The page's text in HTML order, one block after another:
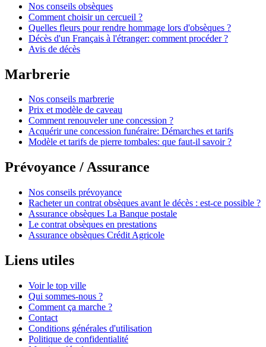
Nos conseils obsèques
Comment choisir un cercueil ?
Quelles fleurs pour rendre hommage lors d'obsèques ?
Décès d'un Français à l'étranger: comment procéder ?
Avis de décès
Marbrerie
Nos conseils marbrerie
Prix et modèle de caveau
Comment renouveler une concession ?
Acquérir une concession funéraire: Démarches et tarifs
Modèle et tarifs de pierre tombales: que faut-il savoir ?
Prévoyance / Assurance
Nos conseils prévoyance
Racheter un contrat obsèques avant le décès : est-ce possible ?
Assurance obsèques La Banque postale
Le contrat obsèques en prestations
Assurance obsèques Crédit Agricole
Liens utiles
Voir le top ville
Qui sommes-nous ?
Comment ça marche ?
Contact
Conditions générales d'utilisation
Politique de confidentialité